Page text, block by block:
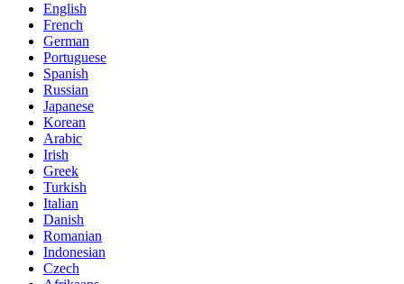
English
French
German
Portuguese
Spanish
Russian
Japanese
Korean
Arabic
Irish
Greek
Turkish
Italian
Danish
Romanian
Indonesian
Czech